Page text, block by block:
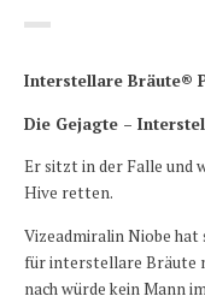
Interstellare Bräute®
Die Gejagte –
Er sitzt in der Falle und
Hive retten.
Vizeadmiralin Niobe
für interstellare Bräute
nach würde kein Mann